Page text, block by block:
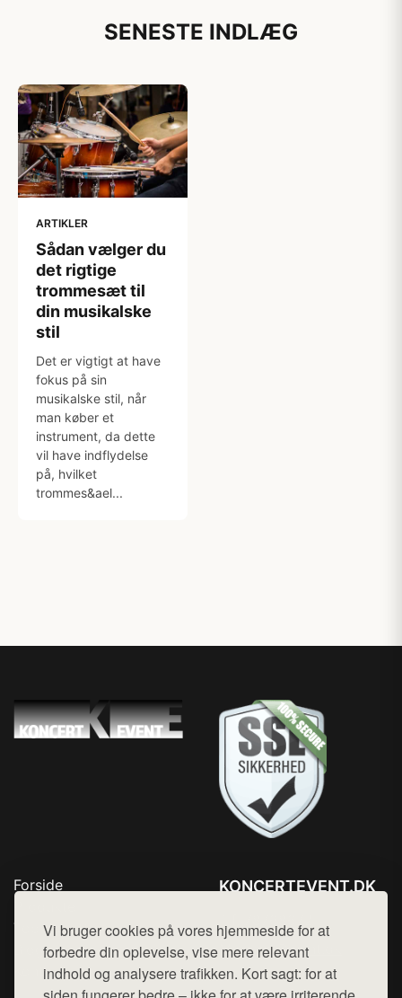
Vi bruger cookies på vores hjemmeside for at
forbedre din oplevelse, vise mere relevant
indhold og analysere trafikken. Kort sagt: for at
SENESTE INDLÆG
ARTIKLER
Sådan vælger du
det rigtige
trommesæt til
din musikalske
stil
Det er vigtigt at have
fokus på sin
musikalske stil, når
man køber et
instrument, da dette
vil have indflydelse
på, hvilket
trommes&ael...
Forside
Top Rabatter
Blog
Kontakt
KONCERTEVENT.DK
Mail: hej@want.dk
Cookie- og privatlivspolitik